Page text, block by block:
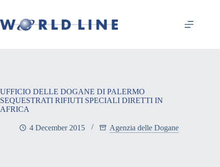
UFFICIO DELLE DOGANE DI PALERMO
SEQUESTRATI RIFIUTI SPECIALI DIRETTI IN
AFRICA
4 December 2015 Agenzia delle Dogane